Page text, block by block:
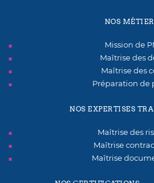
NOS
Mission de
Maîtrise des
Maîtrise des
Préparation de
NOS EXPERTISES
Maîtrise des
Maîtrise
Maîtrise